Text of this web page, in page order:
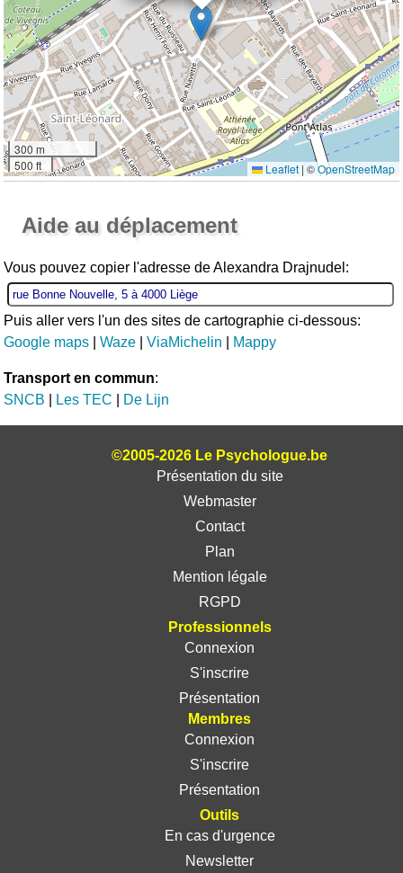
300 m
500 ft
Leaflet | ©OpenStreetMap
Aide au déplacement
Vous pouvez copier l'adresse de Alexandra Drajnudel:
Puis aller vers l'un des sites de cartographie ci-dessous:
Google maps |Waze |ViaMichelin Mappy
Transport en commun:
SNCB
Les TEC De Lijn
©2005-2026 Le Psychologue.be
Présentation du site
Webmaster
Contact
Plan
Mention légale
RGPD
Professionnels
Connexion
S'inscrire
Présentation
Membres
Connexion
S'inscrire
Présentation
Outils
En cas d'urgence
Newsletter